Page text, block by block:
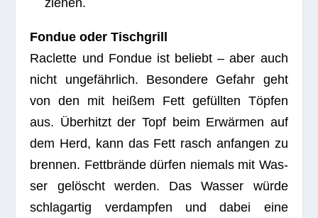
ziehen.
Fon­due oder Tischgrill
Raclette und Fon­due ist beliebt – aber auch
nicht unge­fähr­lich. Beson­dere Gefahr geht
von den mit hei­ßem Fett gefüll­ten Töp­fen
aus. Über­hitzt der Topf beim Erwär­men auf
dem Herd, kann das Fett rasch anfan­gen zu
bren­nen. Fett­brände dür­fen nie­mals mit Was­
ser gelöscht wer­den. Das Was­ser würde
schlag­ar­tig ver­damp­fen und dabei eine